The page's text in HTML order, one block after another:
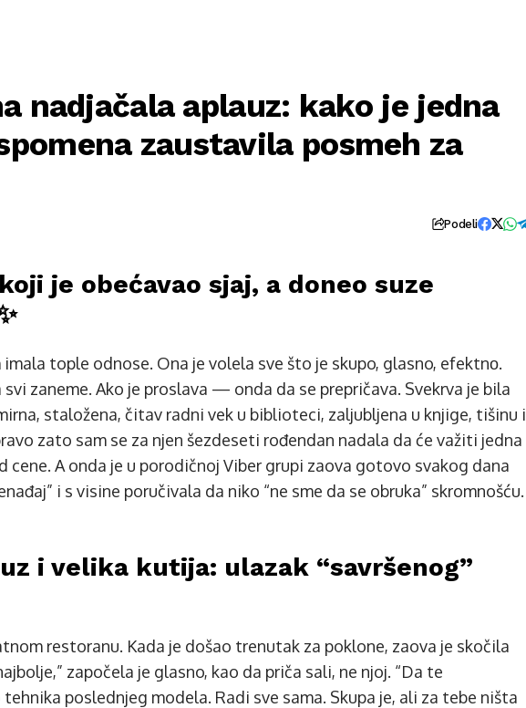
nadjačala aplauz: kako je jedna
zaustavila posmeh za
Podeli
je obećavao sjaj, a doneo suze
tople odnose. Ona je volela sve što je skupo, glasno, efektnо.
zaneme. Ako je proslava — onda da se prepričava. Svekrva je bila
staložena, čitav radni vek u biblioteci, zaljubljena u knjige, tišinu i
zato sam se za njen šezdeseti rođendan nadala da će važiti jedna
cene. A onda je u porodičnoj Viber grupi zaova gotovo svakog dana
i s visine poručivala da niko “ne sme da se obruka” skromnošću.
i velika kutija: ulazak “savršenog”
restoranu. Kada je došao trenutak za poklone, zaova je skočila
započela je glasno, kao da priča sali, ne njoj. “Da te
poslednjeg modela. Radi sve sama. Skupa je, ali za tebe ništa